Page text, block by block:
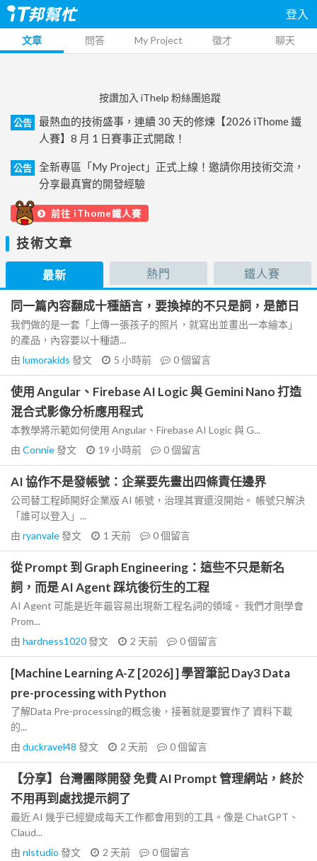
登入
文章 問答 My Project 徵才 聊天
按讚加入 iThelp 粉絲團追蹤
公告
最熱血的技術盛事，連續 30 天的修煉【2026 iThome 鐵
人賽】8 月 1 日賽事正式開啟！
公告
全新專區「My Project」正式上線！邀請你用技術交流，
分享最真實的開發經驗
前往 iThome鐵人賽
技術文章
最新 熱門 鐵人賽
同一篇內容翻成十種語言，要換掉的不只是詞，是節日
我們做的是一套「上傳一張孩子的照片，就寫出並畫出一本繪本」
的產品，內容要以十種語...
由 lumorakids 發文 5 小時前 0個留言
使用 Angular、Firebase AI Logic 與 Gemini Nano 打造
混合式影像分析應用程式
本教學將示範如何使用 Angular、Firebase AI Logic 與 G...
由 Connie發文 19 小時前 0個留言
AI 協作不是發帳號：企業要先畫出四條責任邊界
公司替工程師開好企業版 AI 帳號，治理其實還沒開始。 帳號只解決
「誰可以登入」...
由 ryanvale發文 1 天前 0個留言
從 Prompt 到 Graph Engineering：這些不只是新名
詞，而是 AI Agent 踩坑後衍生的工程
AI Agent 可能是近年最容易出現新工程名詞的領域。 我們才剛學會
Prom...
由 hardness1020發文 2 天前 0個留言
[Machine Learning A-Z [2026] ] 學習筆記 Day3 Data
pre-processing with Python
了解Data Pre-processing的概念後，接著就是要實作了 資料下載
的...
由 duckravel48 發文 2 天前 0個留言
【分享】台灣團隊開發 免費 AI Prompt 管理網站，終於
不用再到處找提示詞了
最近 AI 幾乎已經變成每天工作都會用到的工具。像是 ChatGPT、
Claud...
由 nlstudio 發文 2 天前 0個留言